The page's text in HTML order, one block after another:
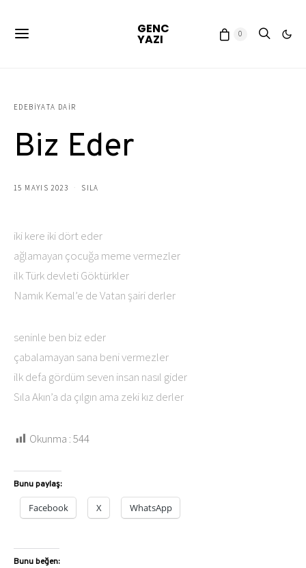
GENC
YAZI 0
EDEBIYATA DAIR
Biz Eder
15 MAYIS 2023 SILA
iki kere iki dört eder
ağlamayan çocuğa meme vermezler
ilk Türk devleti Göktürkler
Namık Kemal’e de Vatan şairi derler
seninle ben biz eder
çabalamayan sana beni vermezler
ilk defa gördüm seven insan nasıl gider
Sıla Akın’a da çılgın ama zeki kız derler
Okunma :544
Bunu paylaş:
Facebook X WhatsApp
Bunu beğen: